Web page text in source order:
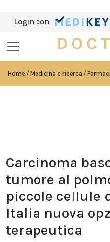
Login con
Home Medicina e ricerca Farmaci
Carcinoma
tumore al
piccole cellule
Italia nuova
terapeutica